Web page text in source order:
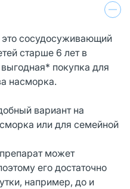
это сосудосуживающий
старше 6 лет в
покупка для
насморка.
вариант на
или для семейной
может
его достаточно
например, до и